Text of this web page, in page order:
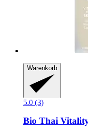
Warenkorb
5.0 (3)
Bio Thai